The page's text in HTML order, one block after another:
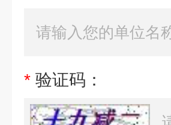
* 验证码：